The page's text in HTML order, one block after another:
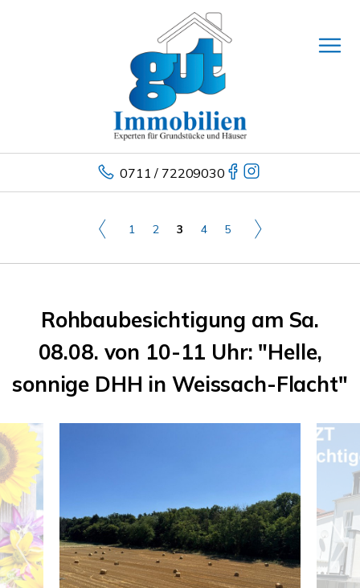
0711 / 72209030
1 2 3 4 5
Rohbaubesichtigung am Sa.
08.08. von 10-11 Uhr: "Helle,
sonnige DHH in Weissach-Flacht"